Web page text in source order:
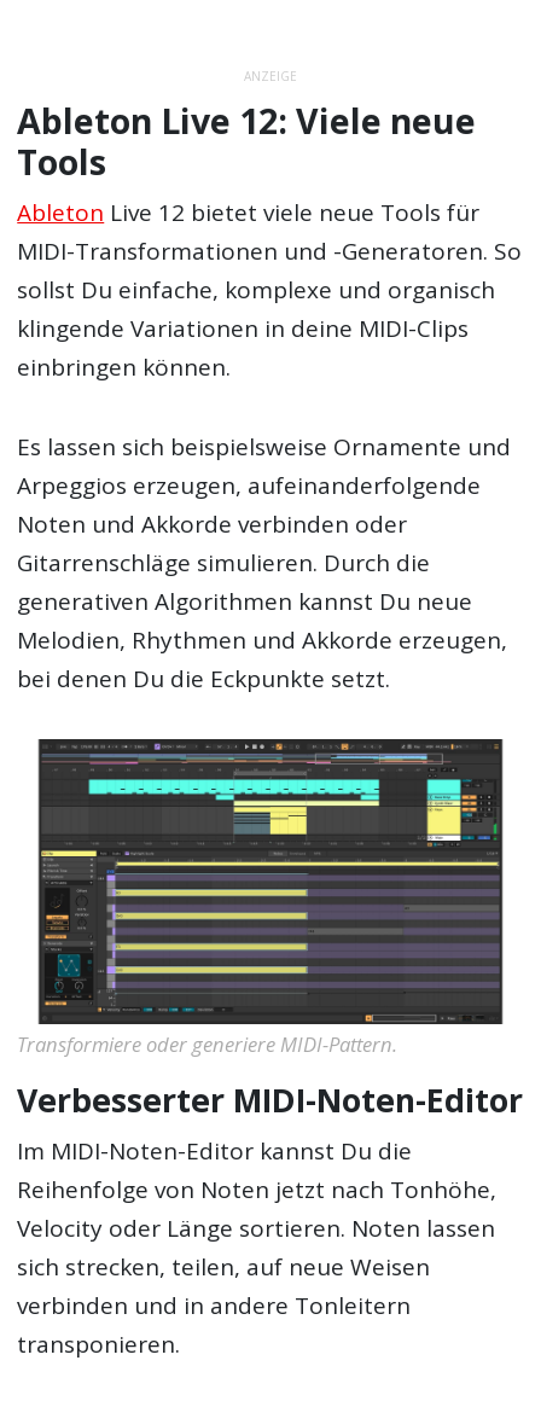
ANZEIGE
Ableton Live 12: Viele neue
Tools
Ableton Live 12 bietet viele neue Tools für
MIDI-Transformationen und -Generatoren. So
sollst Du einfache, komplexe und organisch
klingende Variationen in deine MIDI-Clips
einbringen können.
Es lassen sich beispielsweise Ornamente und
Arpeggios erzeugen, aufeinanderfolgende
Noten und Akkorde verbinden oder
Gitarrenschläge simulieren. Durch die
generativen Algorithmen kannst Du neue
Melodien, Rhythmen und Akkorde erzeugen,
bei denen Du die Eckpunkte setzt.
Transformiere oder generiere MIDI-Pattern.
Verbesserter MIDI-Noten-Editor
Im MIDI-Noten-Editor kannst Du die
Reihenfolge von Noten jetzt nach Tonhöhe,
Velocity oder Länge sortieren. Noten lassen
sich strecken, teilen, auf neue Weisen
verbinden und in andere Tonleitern
transponieren.